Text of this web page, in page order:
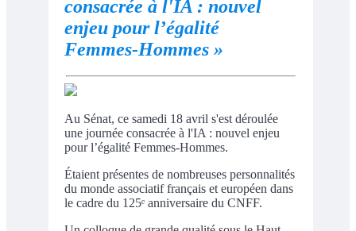
consacrée à l'IA : nouvel
enjeu pour l’égalité
Femmes-Hommes »
Au Sénat, ce samedi 18 avril s'est déroulée
une journée consacrée à l'IA : nouvel enjeu
pour l’égalité Femmes-Hommes.
Étaient présentes de nombreuses personnalités
du monde associatif français et européen dans
le cadre du 125ᵉ anniversaire du CNFF.